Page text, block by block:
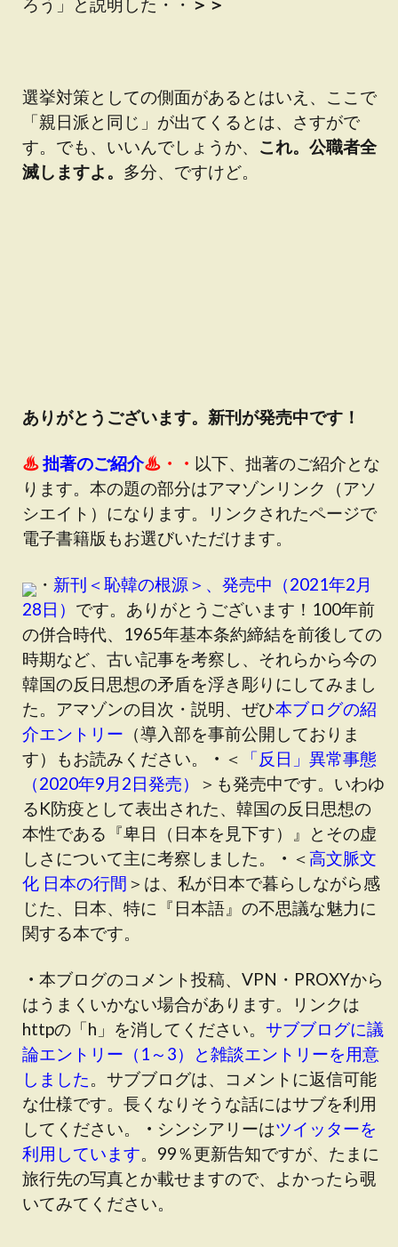
選挙対策としての側面があるとはいえ、ここで
「親日派と同じ」が出てくるとは、さすがで
す。でも、いいんでしょうか、 これ。公職者全
滅しますよ。 多分、ですけど。
ありがとうございます。新刊が発売中です！
♨拙著のご紹介♨・・ 以下、拙著のご紹介とな
ります。本の題の部分はアマゾンリンク（アソ
シエイト） になります。リンクされたページで
電子書籍版もお選びいただけます。
・ 新刊＜恥韓の根源＞、発売中（2021年2月
28日） です。ありがとうございます！100年前
の併合時代、1965年基本条約締結を前後しての
時期など、古い記事を考察し、それらから今の
韓国の反日思想の矛盾を浮き彫りにしてみまし
た。アマゾンの目次・説明、ぜひ本ブログの紹
介エントリー （導入部を事前公開しておりま
す）もお読みください。 ・ ＜
「反日」異常事態
（2020年9月2日発売）
＞も発売中です。いわゆ
るK防疫として表出された、韓国の反日思想の
本性である『卑日（日本を見下す）』とその虚
しさについて主に考察しました。
・ ＜高文脈文
化 日本の行間 ＞は、私が日本で暮らしながら感
じた、日本、特に『日本語』の不思議な魅力に
関する本です。
・ 本ブログのコメント投稿、VPN・PROXYから
はうまくいかない場合があります。リンクは
httpの「h」を消してください。 サブブログに議
論エントリー（1～3）と雑談エントリーを用意
しました。サブブログは、コメントに返信可能
な仕様です。長くなりそうな話にはサブを利用
してください。
・ シンシアリーはツイッターを
利用しています。99％更新告知ですが、たまに
旅行先の写真とか載せますので、よかったら覗
いてみてください。